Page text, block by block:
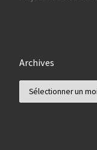
Archives